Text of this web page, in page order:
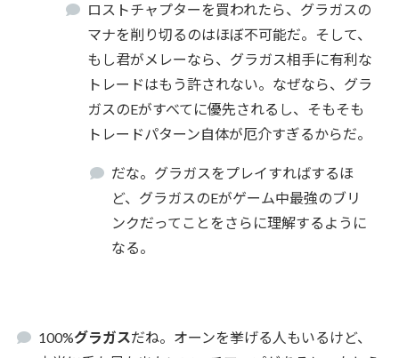
ロストチャプターを買われたら、グラガスの
マナを削り切るのはほぼ不可能だ。そして、
もし君がメレーなら、グラガス相手に有利な
トレードはもう許されない。なぜなら、グラ
ガスのEがすべてに優先されるし、そもそも
トレードパターン自体が厄介すぎるからだ。
だな。グラガスをプレイすればするほ
ど、グラガスのEがゲーム中最強のブリ
ンクだってことをさらに理解するように
なる。
100%グラガスだね。オーンを挙げる人もいるけど、